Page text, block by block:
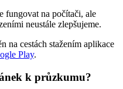
fungovat na počítači, ale
neustále zlepšujeme.
na cestách stažením aplikace
Play.
k průzkumu?